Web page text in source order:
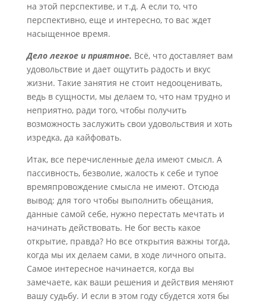
на этой перспективе, и т.д. А если то, что
перспективно, еще и интересно, то вас ждет
насыщенное время.
Дело легкое и приятное. Всё, что доставляет вам
удовольствие и дает ощутить радость и вкус
жизни. Такие занятия не стоит недооценивать,
ведь в сущности, мы делаем то, что нам трудно и
неприятно, ради того, чтобы получить
возможность заслужить свои удовольствия и хоть
изредка, да кайфовать.
Итак, все перечисленные дела имеют смысл. А
пассивность, безволие, жалость к себе и тупое
времяпровождение смысла не имеют. Отсюда
вывод: для того чтобы выполнить обещания,
данные самой себе, нужно перестать мечтать и
начинать действовать. Не бог весть какое
открытие, правда? Но все открытия важны тогда,
когда мы их делаем сами, в ходе личного опыта.
Самое интересное начинается, когда вы
замечаете, как ваши решения и действия меняют
вашу судьбу. И если в этом году сбудется хотя бы